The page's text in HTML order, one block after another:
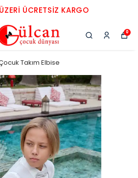
ÜCRETSIZ KARGO
0
Takım Elbise